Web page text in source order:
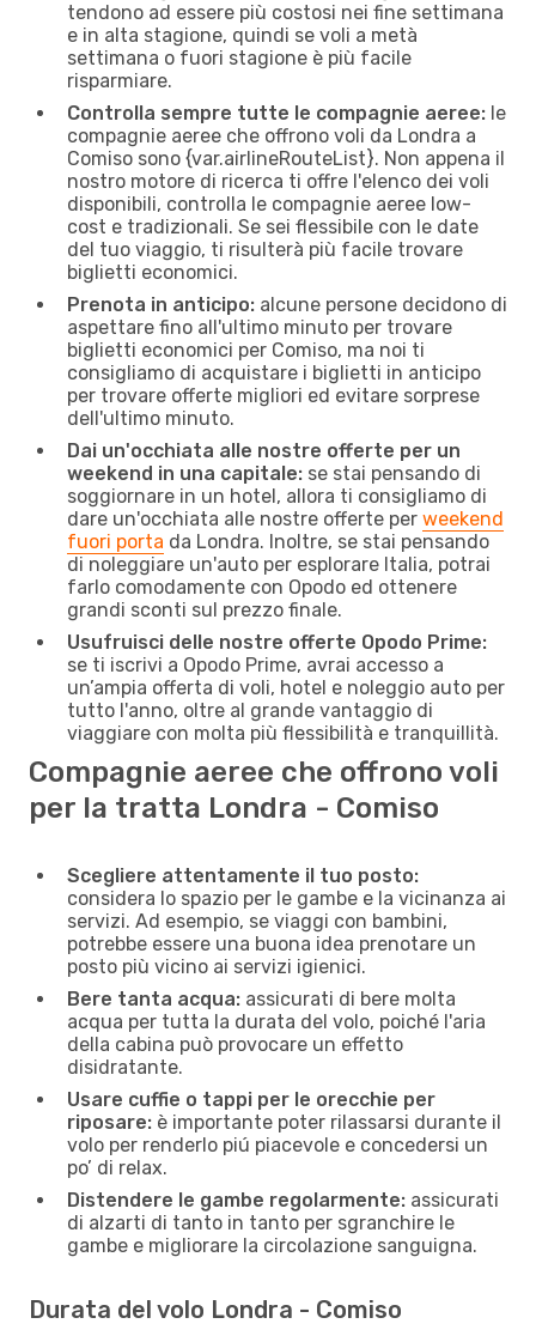
tendono ad essere più costosi nei fine settimana
e in alta stagione, quindi se voli a metà
settimana o fuori stagione è più facile
risparmiare.
Controlla sempre tutte le compagnie aeree: le
compagnie aeree che offrono voli da Londra a
Comiso sono {​var.airlineRouteList}. Non appena il
nostro motore di ricerca ti offre l'elenco dei voli
disponibili, controlla le compagnie aeree low-
cost e tradizionali. Se sei flessibile con le date
del tuo viaggio, ti risulterà più facile trovare
biglietti economici.
Prenota in anticipo: alcune persone decidono di
aspettare fino all'ultimo minuto per trovare
biglietti economici per Comiso, ma noi ti
consigliamo di acquistare i biglietti in anticipo
per trovare offerte migliori ed evitare sorprese
dell'ultimo minuto.
Dai un'occhiata alle nostre offerte per un
weekend in una capitale: se stai pensando di
soggiornare in un hotel, allora ti consigliamo di
dare un'occhiata alle nostre offerte per weekend
fuori porta da Londra. Inoltre, se stai pensando
di noleggiare un'auto per esplorare Italia, potrai
farlo comodamente con Opodo ed ottenere
grandi sconti sul prezzo finale.
Usufruisci delle nostre offerte Opodo Prime:
se ti iscrivi a Opodo Prime, avrai accesso a
un’ampia offerta di voli, hotel e noleggio auto per
tutto l'anno, oltre al grande vantaggio di
viaggiare con molta più flessibilità e tranquillità.
Compagnie aeree che offrono voli
per la tratta Londra - Comiso
Scegliere attentamente il tuo posto:
considera lo spazio per le gambe e la vicinanza ai
servizi. Ad esempio, se viaggi con bambini,
potrebbe essere una buona idea prenotare un
posto più vicino ai servizi igienici.
Bere tanta acqua: assicurati di bere molta
acqua per tutta la durata del volo, poiché l'aria
della cabina può provocare un effetto
disidratante.
Usare cuffie o tappi per le orecchie per
riposare: è importante poter rilassarsi durante il
volo per renderlo piú piacevole e concedersi un
po’ di relax.
Distendere le gambe regolarmente: assicurati
di alzarti di tanto in tanto per sgranchire le
gambe e migliorare la circolazione sanguigna.
Durata del volo Londra - Comiso